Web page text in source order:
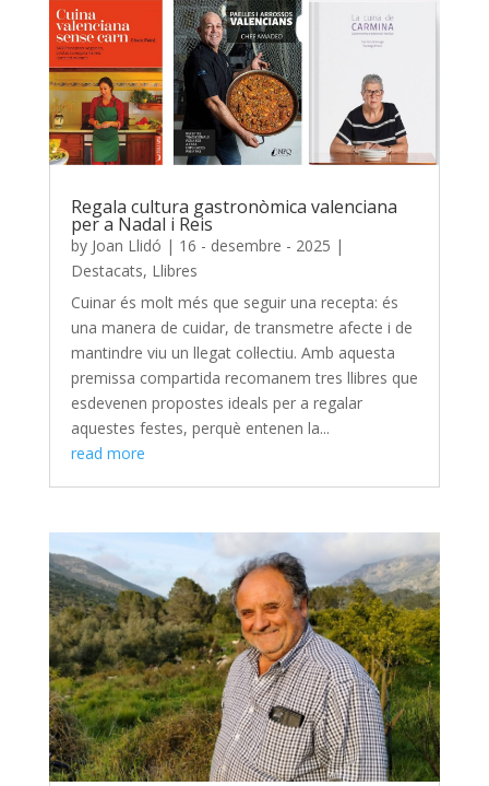
Regala cultura gastronòmica valenciana
per a Nadal i Reis
by Joan Llidó | 16 - desembre - 2025 |
Destacats, Llibres
Cuinar és molt més que seguir una recepta: és
una manera de cuidar, de transmetre afecte i de
mantindre viu un llegat col·lectiu. Amb aquesta
premissa compartida recomanem tres llibres que
esdevenen propostes ideals per a regalar
aquestes festes, perquè entenen la...
read more